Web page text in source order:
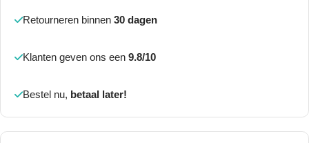
Retourneren binnen 30 dagen
Klanten geven ons een 9.8/10
Bestel nu, betaal later!